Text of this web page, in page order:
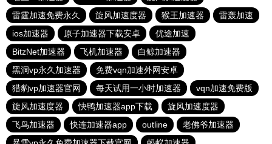
雷霆加速免费永久
旋风加速度器 猴王加速器
雷轰加速
ios加速器
原子加速器下载安卓
优途加速
BitzNet加速器
飞机加速器
白鲸加速器
黑洞vp永久加速器
免费vqn加速外网安卓
猎豹vp加速器官网
每天试用一小时加速器
vqn加速免费版
旋风加速度器
快鸭加速器app下载
旋风加速度器
飞鸟加速器
快连加速器app outline
老佛爷加速器